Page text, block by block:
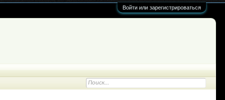
Войти или зарегистрироваться